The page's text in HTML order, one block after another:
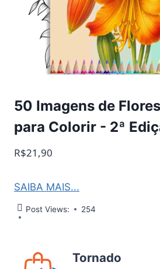
50 Imagens de
para Colorir - 2ª
R$21,90
SAIBA MAIS...
Post Views: 254
Tornado